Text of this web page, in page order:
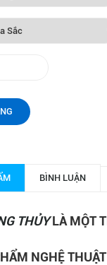
BÌNH LUẬN
THỦYLÀ MỘT
NGHỆ